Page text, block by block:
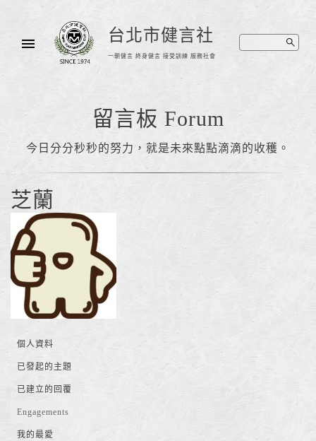
台北市健言社
一朝健言 終身健言 接受訓練 服務社會
留言板 Forum
今日分分秒秒的努力，就是未來點點滴滴的收穫。
芝蘭
個人資料
已發起的主題
已建立的回覆
Engagements
我的最愛